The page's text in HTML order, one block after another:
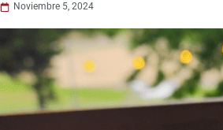
Noviembre 5, 2024